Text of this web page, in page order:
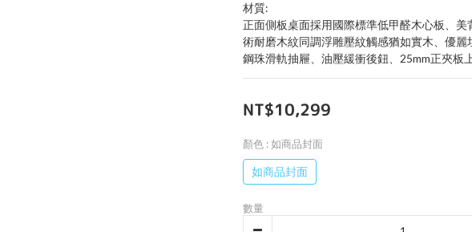
材質:
正面側板桌面採用國際標準低甲醛木心板、美
術耐磨木紋同調浮雕壓紋觸感猶如實木、優麗
鋼珠滑軌抽屜、油壓緩衝後鈕、25mm正夾板
NT$10,299
顏色 : 如商品封面
如商品封面
數量